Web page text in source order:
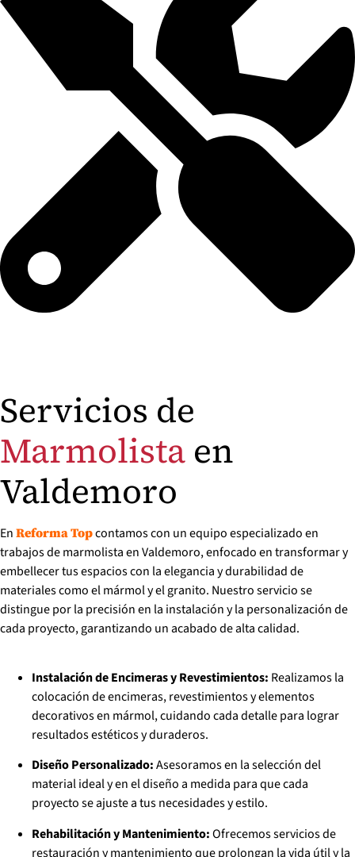
Servicios de
Marmolista en
Valdemoro
En Reforma Topcontamos con un equipo especializado en
trabajos de marmolista en Valdemoro, enfocado en transformar y
embellecer tus espacios con la elegancia y durabilidad de
materiales como el mármol y el granito. Nuestro servicio se
distingue por la precisión en la instalación y la personalización de
cada proyecto, garantizando un acabado de alta calidad.
Instalación de Encimeras y Revestimientos: Realizamos la
colocación de encimeras, revestimientos y elementos
decorativos en mármol, cuidando cada detalle para lograr
resultados estéticos y duraderos.
Diseño Personalizado:Asesoramos en la selección del
material ideal y en el diseño a medida para que cada
proyecto se ajuste a tus necesidades y estilo.
Rehabilitación y Mantenimiento:Ofrecemos servicios de
restauración y mantenimiento que prolongan la vida útil y la